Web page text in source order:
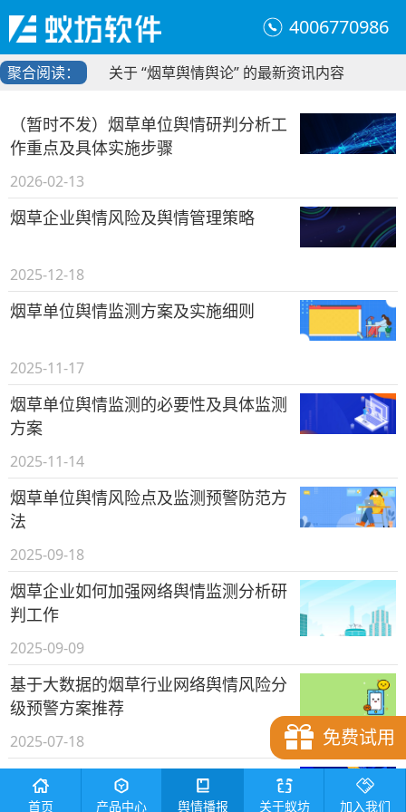
4006770986
聚合阅读： 关于 “烟草舆情舆论” 的最新资讯内容
（暂时不发）烟草单位舆情研判分析工
作重点及具体实施步骤
2026-02-13
烟草企业舆情风险及舆情管理策略
2025-12-18
烟草单位舆情监测方案及实施细则
2025-11-17
烟草单位舆情监测的必要性及具体监测
方案
2025-11-14
烟草单位舆情风险点及监测预警防范方
法
2025-09-18
烟草企业如何加强网络舆情监测分析研
判工作
2025-09-09
基于大数据的烟草行业网络舆情风险分
级预警方案推荐
2025-07-18
烟草企业做好社交媒体账号监测的必要
性与策略
免费试用
首页 产品中心 舆情播报 关于蚁坊 加入我们